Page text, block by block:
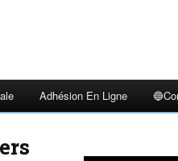
Adhésion En Ligne